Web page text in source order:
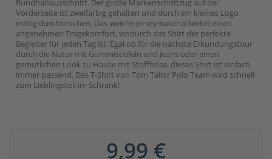
Rundhalsausschnitt. Der große Markenschriftzug auf der
Vorderseite ist zweifarbig gehalten und durch ein kleines Logo
mittig durchbrochen. Das weiche Jerseymaterial bietet einen
angenehmen Tragekomfort, wodurch das Shirt der perfekte
Begleiter für jeden Tag ist. Egal ob für die nächste Erkundungstour
durch die Natur mit Gummistiefeln und Jeans oder einen
gemütlichen Look zu Hause mit Stoffhose, dieses Shirt ist einfach
immer passend. Das T-Shirt von Tom Tailor Polo Team wird schnell
zum Lieblingsteil im Schrank!
9,99 €